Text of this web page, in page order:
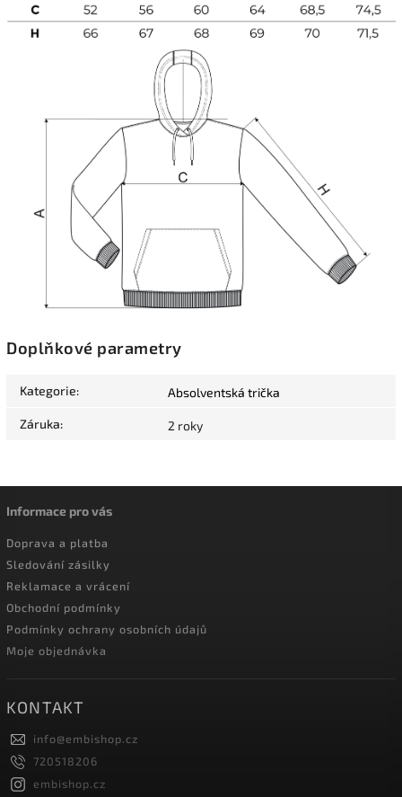
Doplňkové parametry
Kategorie: Absolventská trička
Záruka: 2 roky
Informace pro vás
Doprava a platba
Sledování zásilky
Reklamace a vrácení
Obchodní podmínky
Podmínky ochrany osobních údajů
Moje objednávka
KONTAKT
info@embishop.cz
720518206
embishop.cz